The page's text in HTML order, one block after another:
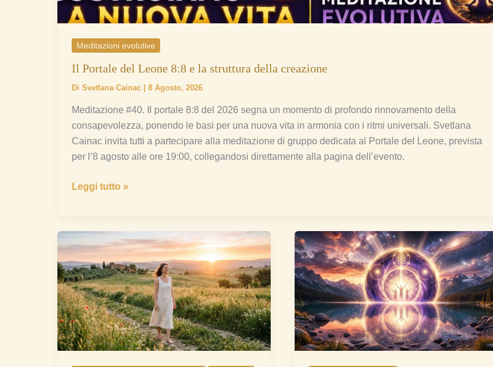
Meditazioni evolutive
Il Portale del Leone 8:8 e la struttura della creazione
Di Svetlana Cainac 8 Agosto, 2026
Meditazione #40. Il portale 8:8 del 2026 segna un momento di profondo rinnovamento della
consapevolezza, ponendo le basi per una nuova vita in armonia con i ritmi universali. Svetlana
Cainac invita tutti a partecipare alla meditazione di gruppo dedicata al Portale del Leone, prevista
per l’8 agosto alle ore 19:00, collegandosi direttamente alla pagina dell’evento.
Leggi tutto »
al
Servizio:
Come
Cambiano
gli
Obiettivi
nel
[Meditazione
#39]
7:7
Il
Portale
della
Riconnessione
Spirituale